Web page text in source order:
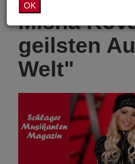
Misha
geilsten
Welt"
OK